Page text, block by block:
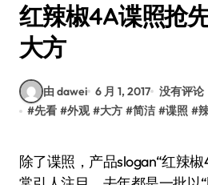
红辣椒4A谍照抢
大方
由 dawei 6 月 1, 2017 没有评论
#先看 #外观 #大方 #简洁 #谍照 #
除了谍照，产品slogan“红辣椒4A 全民开黑”也是非